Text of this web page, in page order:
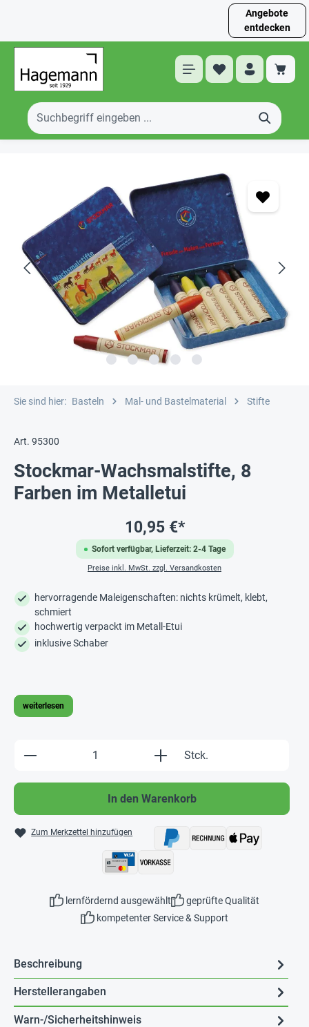
Angebote
entdecken
Sie sind hier: Basteln Mal- und Bastelmaterial Stifte
Art. 95300
Stockmar-Wachsmalstifte, 8
Farben im Metalletui
Sofort verfügbar, Lieferzeit: 2-4 Tage
10,95 €*
Preise inkl. MwSt. zzgl. Versandkosten
hervorragende Maleigenschaften: nichts krümelt, klebt,
schmiert
hochwertig verpackt im Metall-Etui
inklusive Schaber
weiterlesen
Produkt Anzahl: Gib den gewünschten
Stck.
In den Warenkorb
Zum Merkzettel hinzufügen
lernfördernd ausgewählt
geprüfte Qualität
kompetenter Service & Support
Beschreibung
Herstellerangaben
Warn-/Sicherheitshinweis